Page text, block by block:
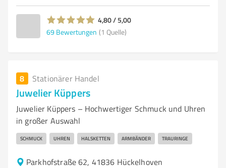
4,80 / 5,00
69 Bewertungen (1 Quelle)
8 Stationärer Handel
Juwelier Küppers
Juwelier Küppers – Hochwertiger Schmuck und Uhren
in großer Auswahl
SCHMUCK UHREN HALSKETTEN ARMBÄNDER TRAURINGE
Parkhofstraße 62, 41836 Hückelhoven